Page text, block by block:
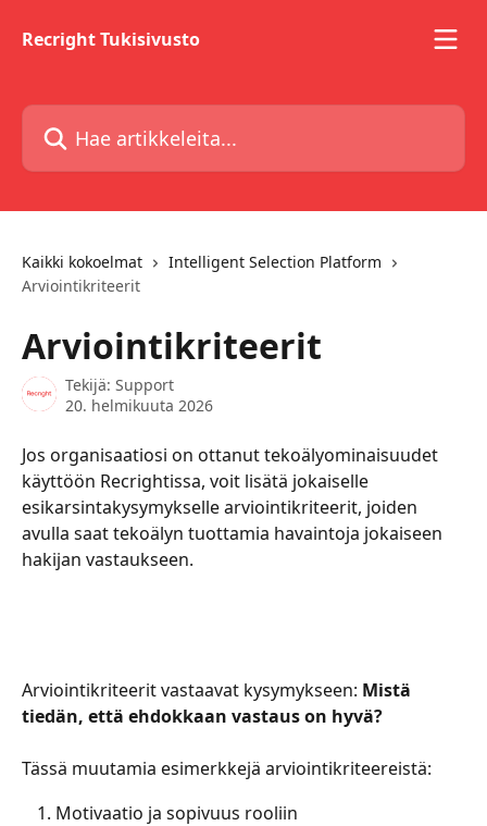
Recright Tukisivusto
Hae artikkeleita...
Kaikki kokoelmat
Intelligent Selection Platform
Arviointikriteerit
Arviointikriteerit
Tekijä: Support
20. helmikuuta 2026
Jos organisaatiosi on ottanut tekoälyominaisuudet
käyttöön Recrightissa, voit lisätä jokaiselle
esikarsintakysymykselle arviointikriteerit, joiden
avulla saat tekoälyn tuottamia havaintoja jokaiseen
hakijan vastaukseen.
Arviointikriteerit vastaavat kysymykseen: Mistä
tiedän, että ehdokkaan vastaus on hyvä?
Tässä muutamia esimerkkejä arviointikriteereistä:
Motivaatio ja sopivuus rooliin